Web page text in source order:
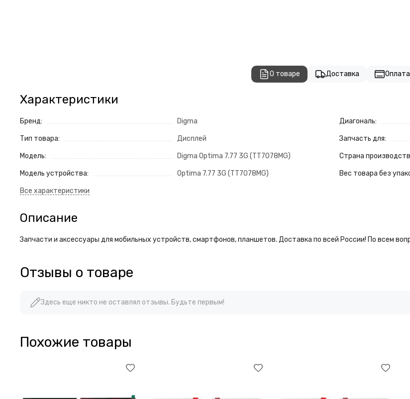
О товаре Доставка Оплата
Характеристики
Бренд: Digma
Тип товара: Дисплей
Модель: Digma Optima 7.77 3G (TT7078MG)
Модель устройства: Optima 7.77 3G (TT7078MG)
Диагональ:
Запчасть для:
Страна
Вес товара без
Описание
Запчасти и аксессуары для мобильных устройств, смартфонов, планшетов. Доставка по всей России! По всем
Отзывы о товаре
Здесь еще никто не оставлял отзывы. Будьте первым!
Похожие товары